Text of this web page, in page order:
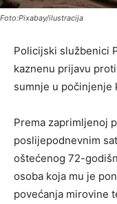
Foto:Pixabay/ilustracija
Policijski službenici
kaznenu prijavu
sumnje u počinjenje
Prema zaprimljenoj
poslijepodnevnim
oštećenog 72-
osoba koja mu je
povećanja mirovine